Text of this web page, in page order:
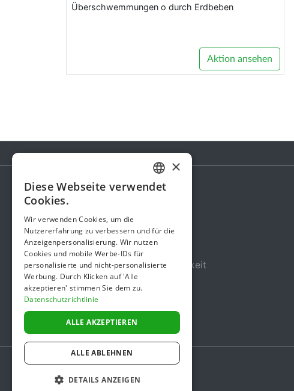
Überschwemmungen o durch Erdbeben
Aktion ansehen
Gebühren
Über uns
Sicherheit und Zuverlässigkeit
Nutzungsbedingungen
Datenschutz
Impressum
GERMAN
×
Diese Webseite verwendet
Cookies.
Wir verwenden Cookies, um die
Nutzererfahrung zu verbessern und für die
Anzeigenpersonalisierung. Wir nutzen
Cookies und mobile Werbe-IDs für
personalisierte und nicht-personalisierte
Werbung. Durch Klicken auf 'Alle
akzeptieren' stimmen Sie dem zu.
Datenschutzrichtlinie
ALLE AKZEPTIEREN
ALLE ABLEHNEN
DETAILS ANZEIGEN